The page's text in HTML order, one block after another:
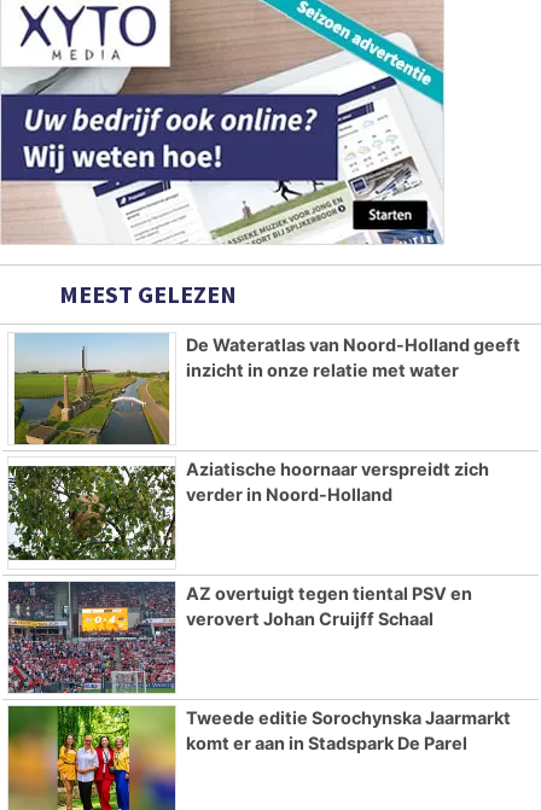
MEEST GELEZEN
De Wateratlas van Noord-Holland geeft
inzicht in onze relatie met water
Aziatische hoornaar verspreidt zich
verder in Noord-Holland
AZ overtuigt tegen tiental PSV en
verovert Johan Cruijff Schaal
Tweede editie Sorochynska Jaarmarkt
komt er aan in Stadspark De Parel